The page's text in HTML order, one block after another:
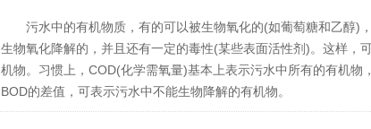
污水中的有机物质，有的可以被生物氧化的(如葡萄糖和乙醇)
生物氧化降解的，并且还有一定的毒性(某些表面活性剂)。这样，
机物。习惯上，COD(化学需氧量)基本上表示污水中所有的有机
BOD的差值，可表示污水中不能生物降解的有机物。